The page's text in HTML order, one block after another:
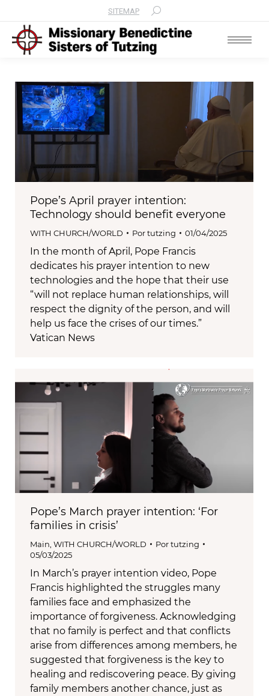
SITEMAP Search:
Pope’s April prayer intention:
Technology should benefit everyone
WITH CHURCH/WORLD Portutzing 01/04/2025
In the month of April, Pope Francis
dedicates his prayer intention to new
technologies and the hope that their use
“will not replace human relationships, will
respect the dignity of the person, and will
help us face the crises of our times.”
Vatican News
Pope’s March prayer intention: ‘For
families in crisis’
Main WITH CHURCH/WORLD Portutzing
05/03/2025
In March’s prayer intention video, Pope
Francis highlighted the struggles many
families face and emphasized the
importance of forgiveness. Acknowledging
that no family is perfect and that conflicts
arise from differences among members, he
suggested that forgiveness is the key to
healing and rediscovering peace. By giving
family members another chance, just as